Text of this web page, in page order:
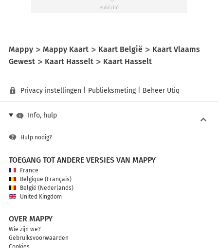
Mappy Mappy Kaart Kaart België
Kaart Vlaams
Gewest
Kaart Hasselt Kaart Hasselt
Privacy instellingen Publieksmeting| Beheer Utiq
Info, hulp
Hulp nodig?
TOEGANG TOT ANDERE VERSIES VAN MAPPY
France
Belgique (Français)
België (Nederlands)
United Kingdom
OVER MAPPY
Wie zijn we?
Gebruiksvoorwaarden
Cookies